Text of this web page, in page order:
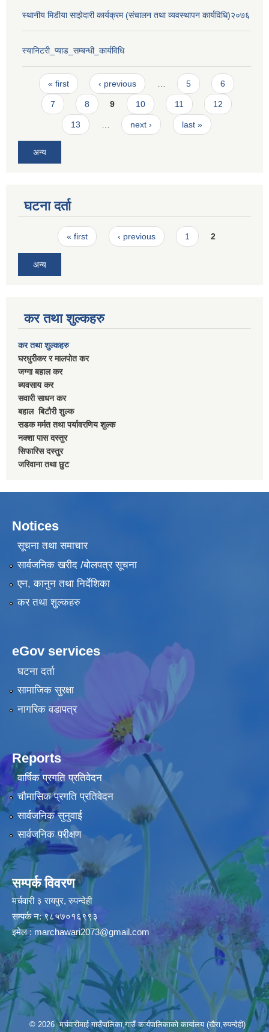
स्थानीय मिडीया साझेदारी कार्यक्रम (संचालन तथा व्यवस्थापन कार्यविधि)२०७६
स्यानिटरी_प्याड_सम्बन्धी_कार्यविधि
Pages
« first ‹ previous 5 6
7 8 9 10 11 12
13 next › last »
अन्य
घटना दर्ता
Pages« first ‹ previous 1 2
अन्य
कर तथा शुल्कहरु
कर तथा शुल्कहरु
घरधुरीकर र मालपाेत कर
जग्गा बहाल कर
ब्यवसाय कर
सवारी साधन कर
बहाल बिटाैरी शुल्क
सडक मर्मत तथा पर्यावरणिय शुल्क
नक्शा पास दस्तुर
सिफारिस दस्तुर
जरिवाना तथा छुट
Notices
सूचना तथा समाचार
सार्वजनिक खरीद /बोलपत्र सूचना
एन, कानुन तथा निर्देशिका
कर तथा शुल्कहरु
eGov services
घटना दर्ता
सामाजिक सुरक्षा
नागरिक वडापत्र
Reports
वार्षिक प्रगति प्रतिवेदन
चौमासिक प्रगति प्रतिवेदन
सार्वजनिक सुनुवाई
सार्वजनिक परीक्षण
सम्पर्क विवरण
मर्चवारी ३ रायपुर, रुपन्देही
सम्पर्क न: ९८५७०१६९९३
इमेल : marchawari2073@gmail.com
© 2026 मर्चवारीमाई गाउँपालिका,गाउँ कार्यपालिकाको कार्यालय (खैरा,रुपन्देही)